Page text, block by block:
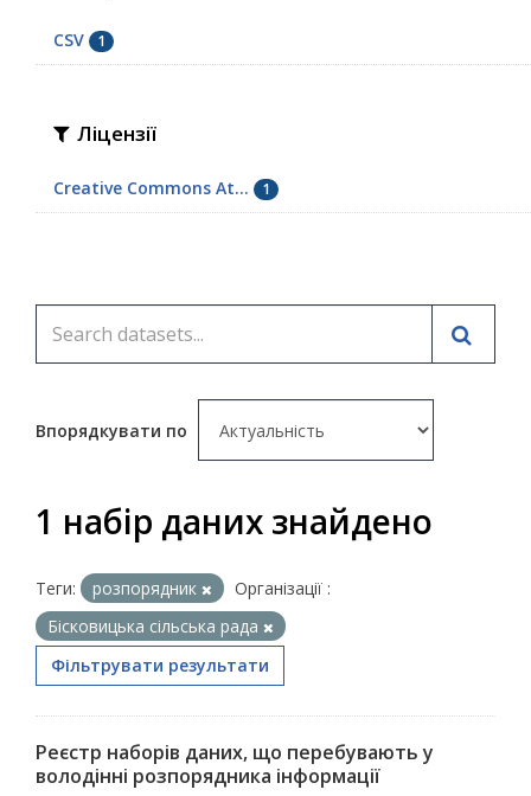
CSV 1
Ліцензії
Creative Commons At... 1
Впорядкувати по
1 набір даних знайдено
Теги: розпорядник
Організації :
Бісковицька сільська рада
Фільтрувати результати
Реєстр наборів даних, що перебувають у
володінні розпорядника інформації